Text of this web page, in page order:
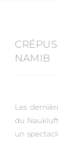
NAMIB
Les
du
un